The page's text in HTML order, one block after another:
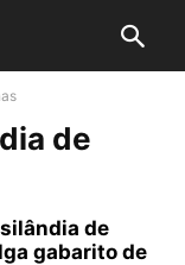
de
de
gabarito de